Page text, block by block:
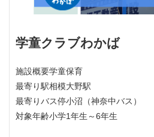
学童クラブわかば
施設概要学童保育
最寄り駅相模大野駅
最寄りバス停小沼（神奈中バス）
対象年齢小学1年生～6年生